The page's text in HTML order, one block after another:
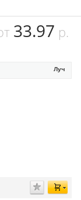
33.97 р.
Луч